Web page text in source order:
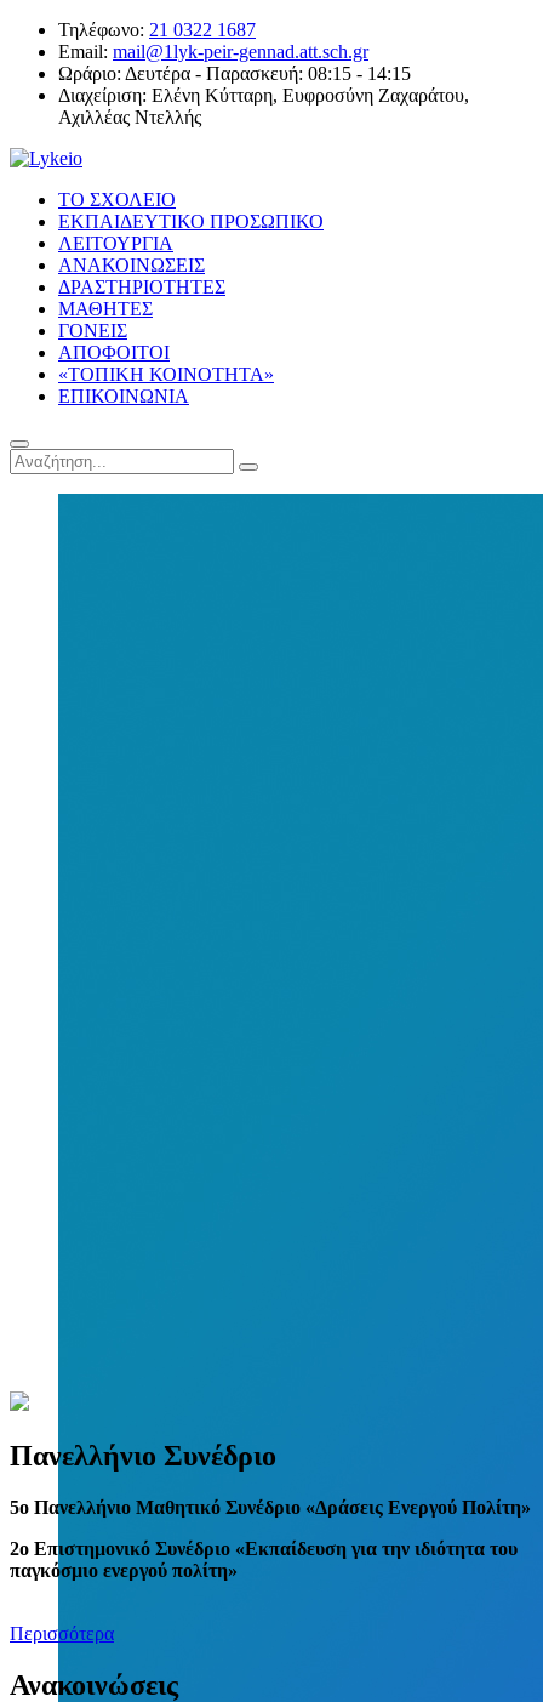
Τηλέφωνο: 21 0322 1687
Email: mail@1lyk-peir-gennad.att.sch.gr
Ωράριο: Δευτέρα - Παρασκευή: 08:15 - 14:15
Διαχείριση: Ελένη Κύτταρη, Ευφροσύνη Ζαχαράτου,
Αχιλλέας Ντελλής
ΤΟ ΣΧΟΛΕΙΟ
ΕΚΠΑΙΔΕΥΤΙΚΟ ΠΡΟΣΩΠΙΚΟ
ΛΕΙΤΟΥΡΓΙΑ
ΑΝΑΚΟΙΝΩΣΕΙΣ
ΔΡΑΣΤΗΡΙΟΤΗΤΕΣ
ΜΑΘΗΤΕΣ
ΓΟΝΕΙΣ
ΑΠΟΦΟΙΤΟΙ
«ΤΟΠΙΚΗ ΚΟΙΝΟΤΗΤΑ»
ΕΠΙΚΟΙΝΩΝΙΑ
Πανελλήνιο Συνέδριο
5o Πανελλήνιο Μαθητικό Συνέδριο «Δράσεις Ενεργού Πολίτη»
2ο Επιστημονικό Συνέδριο «Εκπαίδευση για την ιδιότητα του
παγκόσμιο ενεργού πολίτη»
Περισσότερα
Ανακοινώσεις